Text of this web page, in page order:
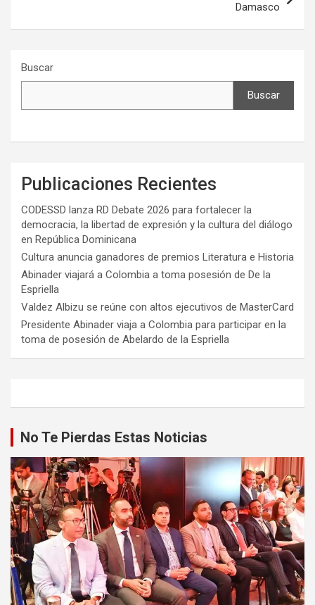
Damasco
Buscar
Buscar
Publicaciones Recientes
CODESSD lanza RD Debate 2026 para fortalecer la
democracia, la libertad de expresión y la cultura del diálogo
en República Dominicana
Cultura anuncia ganadores de premios Literatura e Historia
Abinader viajará a Colombia a toma posesión de De la
Espriella
Valdez Albizu se reúne con altos ejecutivos de MasterCard
Presidente Abinader viaja a Colombia para participar en la
toma de posesión de Abelardo de la Espriella
No Te Pierdas Estas Noticias